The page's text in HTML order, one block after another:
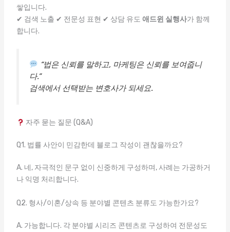
쌓입니다.
✔ 검색 노출 ✔ 전문성 표현 ✔ 상담 유도 애드윈 실행사가 함께
합니다.
“법은 신뢰를 말하고, 마케팅은 신뢰를 보여줍니
다.”
검색에서 선택받는 변호사가 되세요.
자주 묻는 질문 (Q&A)
Q1. 법률 사안이 민감한데 블로그 작성이 괜찮을까요?
A. 네, 자극적인 문구 없이 신중하게 구성하며, 사례는 가공하거
나 익명 처리합니다.
Q2. 형사/이혼/상속 등 분야별 콘텐츠 분류도 가능한가요?
A. 가능합니다. 각 분야별 시리즈 콘텐츠로 구성하여 전문성도